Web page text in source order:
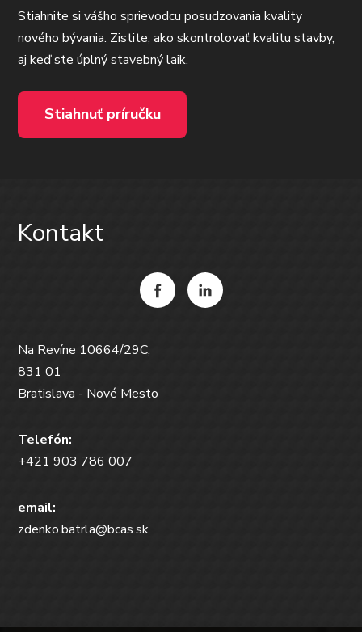
Stiahnite si vášho sprievodcu posudzovania kvality
nového bývania. Zistite, ako skontrolovať kvalitu stavby,
aj keď ste úplný stavebný laik.
Stiahnuť príručku
Kontakt
Na Revíne 10664/29C,
831 01
Bratislava - Nové Mesto
Telefón:
+421 903 786 007
email:
zdenko.batrla@bcas.sk